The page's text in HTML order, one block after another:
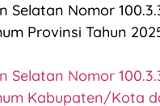
Selatan Nomor
Provinsi Tahun
Selatan Nomor
Kabupaten/Kota